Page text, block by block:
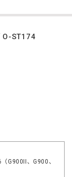
O-ST174
G900II、G900、